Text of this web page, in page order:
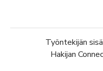
Työntekijän
Hakijan